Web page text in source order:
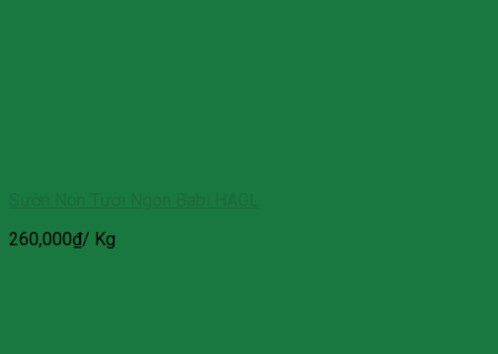
260,000₫/ Kg